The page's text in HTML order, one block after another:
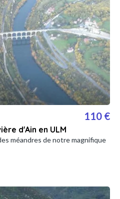
d'Ain en ULM
110 €
méandres de notre magnifique